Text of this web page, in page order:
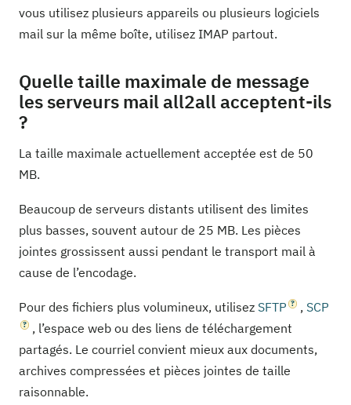
vous utilisez plusieurs appareils ou plusieurs logiciels
mail sur la même boîte, utilisez IMAP partout.
Quelle taille maximale de message
les serveurs mail all2all acceptent-ils
?
La taille maximale actuellement acceptée est de 50
MB.
Beaucoup de serveurs distants utilisent des limites
plus basses, souvent autour de 25 MB. Les pièces
jointes grossissent aussi pendant le transport mail à
cause de l’encodage.
Pour des fichiers plus volumineux, utilisez SFTP , SCP
, l’espace web ou des liens de téléchargement
partagés. Le courriel convient mieux aux documents,
archives compressées et pièces jointes de taille
raisonnable.